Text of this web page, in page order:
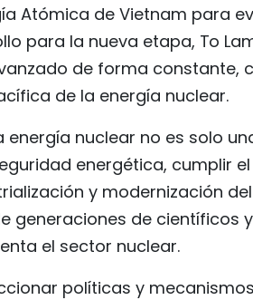
Atómica de Vietnam para
para la nueva etapa, To
de forma constante,
de la energía nuclear.
energía nuclear no es solo
energética, cumplir
y modernización
generaciones de científicos
el sector nuclear.
políticas y